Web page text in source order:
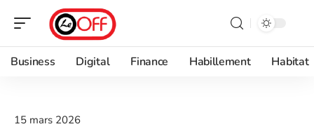
Business Digital Finance Habillement Habitat
15 mars 2026